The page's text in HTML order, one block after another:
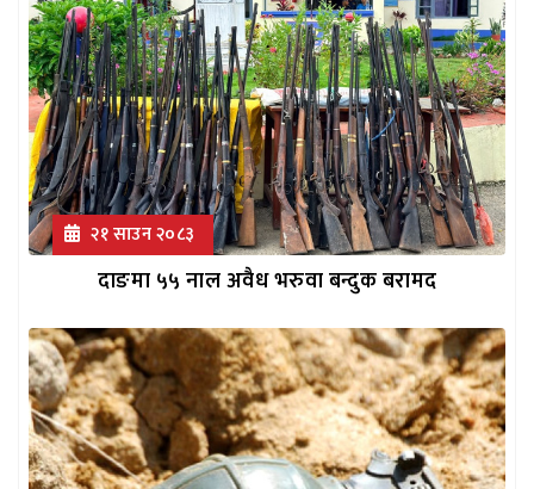
२१ साउन २०८३
दाङमा ५५ नाल अवैध भरुवा बन्दुक बरामद